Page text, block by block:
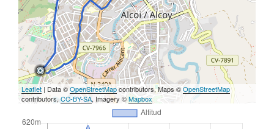
Leaflet | Data ©OpenStreetMapcontributors, Maps ©OpenStreetMap
contributors,CC-BY-SA, Imagery ©Mapbox